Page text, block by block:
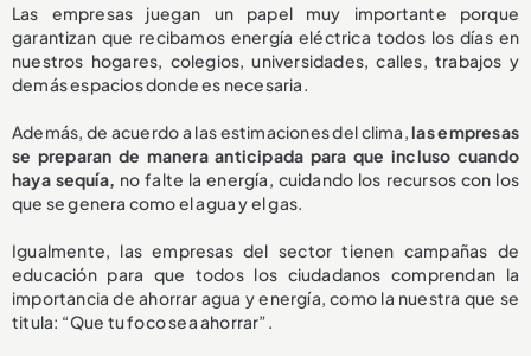
Las empresas juegan un papel muy importante porque
garantizan que recibamos energía eléctrica todos los días en
nuestros hogares, colegios, universidades, calles, trabajos y
demás espacios donde es necesaria.
Además, de acuerdo a las estimaciones del clima,las empresas
se preparan de manera anticipada para que incluso cuando
haya sequía, no falte la energía, cuidando los recursos con los
que se genera como el agua y el gas.
Igualmente, las empresas del sector tienen campañas de
educación para que todos los ciudadanos comprendan la
importancia de ahorrar agua y energía, como la nuestra que se
titula: “Que tu foco sea ahorrar”.